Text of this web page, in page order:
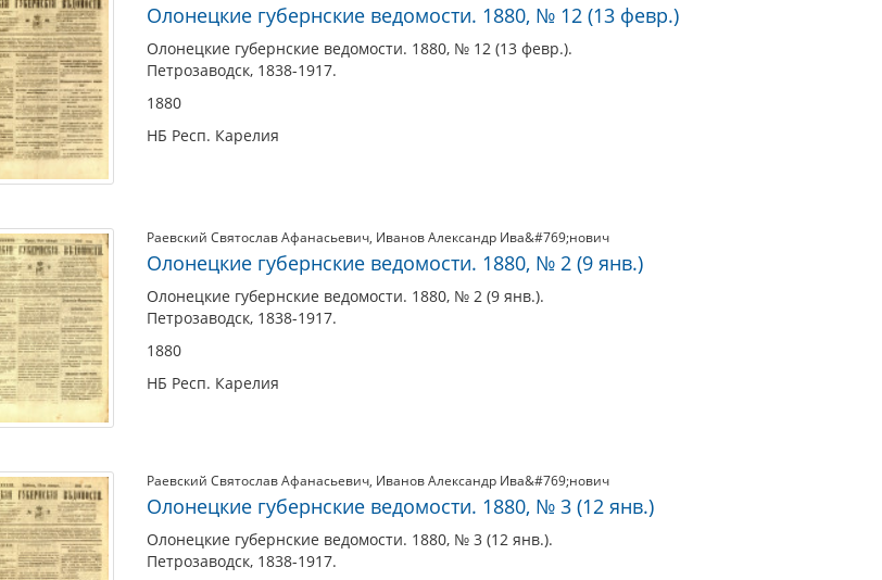
Олонецкие губернские ведомости. 1880, № 12 (13 февр.)
Олонецкие губернские ведомости. 1880, № 12 (13 февр.).
Петрозаводск, 1838-1917.
1880
НБ Респ. Карелия
Раевский Святослав Афанасьевич, Иванов Александр Ива&#769;нович
Олонецкие губернские ведомости. 1880, № 2 (9 янв.)
Олонецкие губернские ведомости. 1880, № 2 (9 янв.).
Петрозаводск, 1838-1917.
1880
НБ Респ. Карелия
Раевский Святослав Афанасьевич, Иванов Александр Ива&#769;нович
Олонецкие губернские ведомости. 1880, № 3 (12 янв.)
Олонецкие губернские ведомости. 1880, № 3 (12 янв.).
Петрозаводск, 1838-1917.